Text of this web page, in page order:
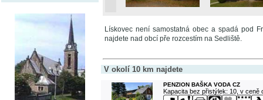
Lískovec není samostatná obec a spadá pod
najdete nad obcí pře rozcestím na Sedliště.
V okolí 10 km najdete
PENZION BAŠKA VODA CZ
Kapacita bez přistýlek: 10, v ceně